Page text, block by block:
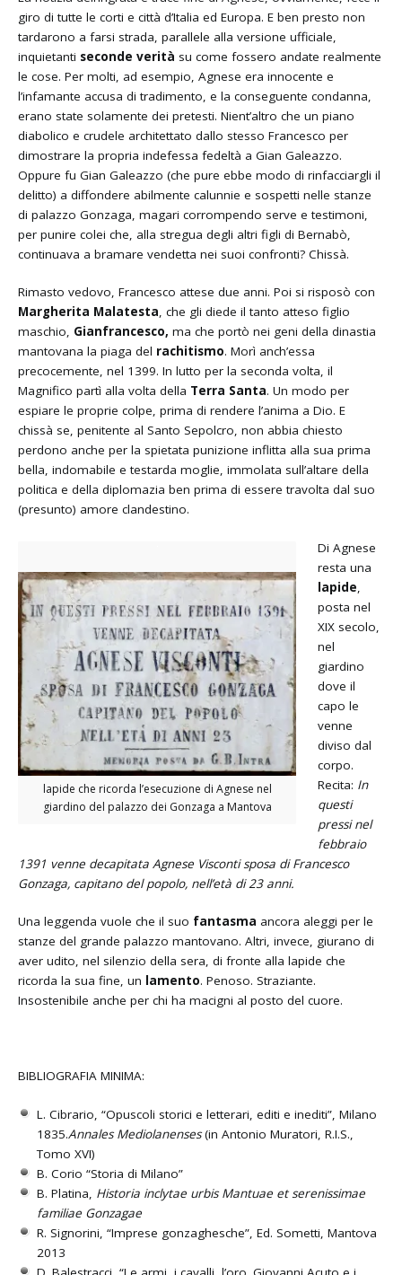
giro di tutte le corti e città d’Italia ed Europa. E ben presto non
tardarono a farsi strada, parallele alla versione ufficiale,
inquietanti seconde verità su come fossero andate realmente
le cose. Per molti, ad esempio, Agnese era innocente e
l’infamante accusa di tradimento, e la conseguente condanna,
erano state solamente dei pretesti. Nient’altro che un piano
diabolico e crudele architettato dallo stesso Francesco per
dimostrare la propria indefessa fedeltà a Gian Galeazzo.
Oppure fu Gian Galeazzo (che pure ebbe modo di rinfacciargli il
delitto) a diffondere abilmente calunnie e sospetti nelle stanze
di palazzo Gonzaga, magari corrompendo serve e testimoni,
per punire colei che, alla stregua degli altri figli di Bernabò,
continuava a bramare vendetta nei suoi confronti? Chissà.
Rimasto vedovo, Francesco attese due anni. Poi si risposò con
Margherita Malatesta, che gli diede il tanto atteso figlio
maschio, Gianfrancesco,ma che portò nei geni della dinastia
mantovana la piaga del rachitismo. Morì anch’essa
precocemente, nel 1399. In lutto per la seconda volta, il
Magnifico partì alla volta della Terra Santa. Un modo per
espiare le proprie colpe, prima di rendere l’anima a Dio. E
chissà se, penitente al Santo Sepolcro, non abbia chiesto
perdono anche per la spietata punizione inflitta alla sua prima
bella, indomabile e testarda moglie, immolata sull’altare della
politica e della diplomazia ben prima di essere travolta dal suo
(presunto) amore clandestino.
lapide che ricorda l’esecuzione di Agnese nel
giardino del palazzo dei Gonzaga a Mantova
Di Agnese
resta una
lapide
posta nel
XIX secolo,
nel
giardino
dove il
capo le
venne
diviso dal
corpo.
Recita: In
questi
pressi nel
febbraio
1391 venne decapitata Agnese Visconti sposa di Francesco
Gonzaga, capitano del popolo, nell’età di 23 anni.
Una leggenda vuole che il suo fantasma ancora aleggi per le
stanze del grande palazzo mantovano. Altri, invece, giurano di
aver udito, nel silenzio della sera, di fronte alla lapide che
ricorda la sua fine, un lamento. Penoso. Straziante.
Insostenibile anche per chi ha macigni al posto del cuore.
BIBLIOGRAFIA MINIMA:
L. Cibrario, “Opuscoli storici e letterari, editi e inediti”, Milano
1835.Annales Mediolanenses(in Antonio Muratori, R.I.S.,
Tomo XVI)
B. Corio “Storia di Milano”
B. Platina, Historia inclytae urbis Mantuae et serenissimae
familiae Gonzagae
R. Signorini, “Imprese gonzaghesche”, Ed. Sometti, Mantova
2013